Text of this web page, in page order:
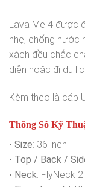
Lava Me 4 được
nhẹ, chống nước
xách đều chắc
diễn hoặc đi du
Kèm theo là cáp
Thông Số Kỹ
• Size: 36 inch
• Top / Back /
• Neck: FlyNeck